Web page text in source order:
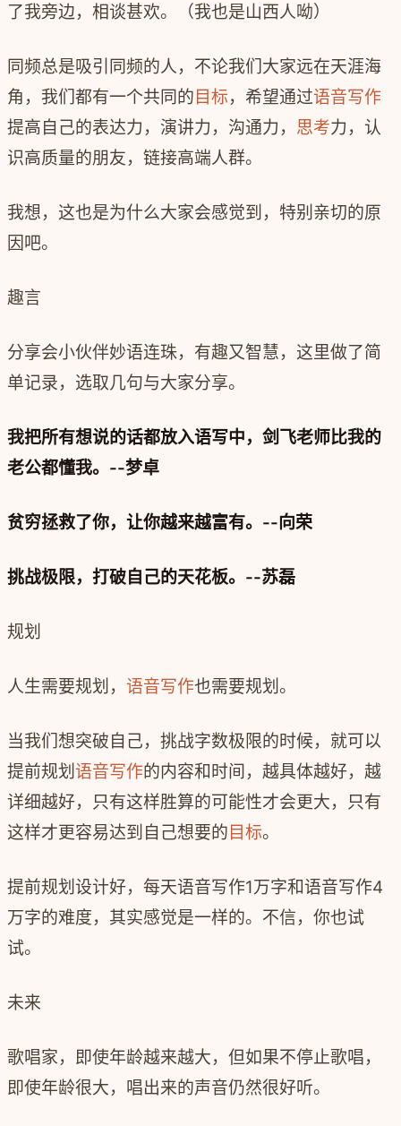
了我旁边，相谈甚欢。（我也是山西人呦）
同频总是吸引同频的人，不论我们大家远在天涯海
角，我们都有一个共同的 目标，希望通过语音写作
提高自己的表达力，演讲力，沟通力， 思考力，认
识高质量的朋友，链接高端人群。
我想，这也是为什么大家会感觉到，特别亲切的原
因吧。
趣言
分享会小伙伴妙语连珠，有趣又智慧，这里做了简
单记录，选取几句与大家分享。
我把所有想说的话都放入语写中，剑飞老师比我的
老公都懂我。--梦卓
贫穷拯救了你，让你越来越富有。--向荣
挑战极限，打破自己的天花板。--苏磊
规划
人生需要规划， 语音写作也需要规划。
当我们想突破自己，挑战字数极限的时候，就可以
提前规划 语音写作的内容和时间，越具体越好，越
详细越好，只有这样胜算的可能性才会更大，只有
这样才更容易达到自己想要的 目标。
提前规划设计好，每天语音写作1万字和语音写作4
万字的难度，其实感觉是一样的。不信，你也试
试。
未来
歌唱家，即使年龄越来越大，但如果不停止歌唱，
即使年龄很大，唱出来的声音仍然很好听。